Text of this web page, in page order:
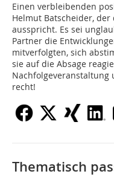
Einen verbleibenden
Helmut Batscheider,
ausspricht. Es sei
Partner die
mitverfolgten, sich
sie auf die Absage
Nachfolgeveranstaltung
recht!
Thematisch